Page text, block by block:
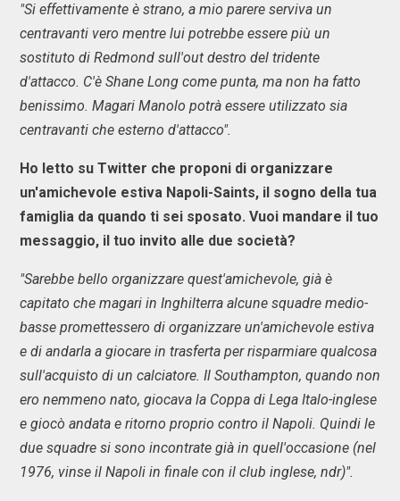
"Si effettivamente è strano, a mio parere serviva un
centravanti vero mentre lui potrebbe essere più un
sostituto di Redmond sull'out destro del tridente
d'attacco. C'è Shane Long come punta, ma non ha fatto
benissimo. Magari Manolo potrà essere utilizzato sia
centravanti che esterno d'attacco".
Ho letto su Twitter che proponi di organizzare
un'amichevole estiva Napoli-Saints, il sogno della tua
famiglia da quando ti sei sposato. Vuoi mandare il tuo
messaggio, il tuo invito alle due società?
"Sarebbe bello organizzare quest'amichevole, già è
capitato che magari in Inghilterra alcune squadre medio-
basse promettessero di organizzare un'amichevole estiva
e di andarla a giocare in trasferta per risparmiare qualcosa
sull'acquisto di un calciatore. Il Southampton, quando non
ero nemmeno nato, giocava la Coppa di Lega Italo-inglese
e giocò andata e ritorno proprio contro il Napoli. Quindi le
due squadre si sono incontrate già in quell'occasione (nel
1976, vinse il Napoli in finale con il club inglese, ndr)".